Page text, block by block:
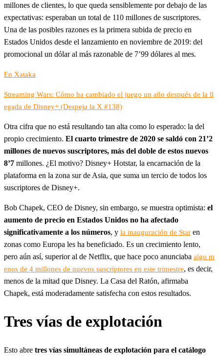
millones de clientes, lo que queda sensiblemente por debajo de las
expectativas: esperaban un total de 110 millones de suscriptores.
Una de las posibles razones es la primera subida de precio en
Estados Unidos desde el lanzamiento en noviembre de 2019: del
promocional un dólar al más razonable de 7’99 dólares al mes.
En Xataka
Streaming Wars: Cómo ha cambiado el juego un año después de la ll
egada de Disney+ (Despeja la X #138)
Otra cifra que no está resultando tan alta como lo esperado: la del
propio crecimiento. El cuarto trimestre de 2020 se saldó con 21’2
millones de nuevos suscriptores, más del doble de estos nuevos
8’7 millones. ¿El motivo? Disney+ Hotstar, la encarnación de la
plataforma en la zona sur de Asia, que suma un tercio de todos los
suscriptores de Disney+.
Bob Chapek, CEO de Disney, sin embargo, se muestra optimista: el
aumento de precio en Estados Unidos no ha afectado
significativamente a los números, y la inauguración de Star en
zonas como Europa les ha beneficiado. Es un crecimiento lento,
pero aún así, superior al de Netflix, que hace poco anunciaba algo m
enos de 4 millones de nuevos suscriptores en este trimestre, es decir,
menos de la mitad que Disney. La Casa del Ratón, afirmaba
Chapek, está moderadamente satisfecha con estos resultados.
Tres vías de explotación
Esto abre tres vías simultáneas de explotación para el catálogo